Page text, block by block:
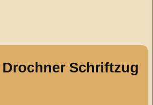
Schriftzug